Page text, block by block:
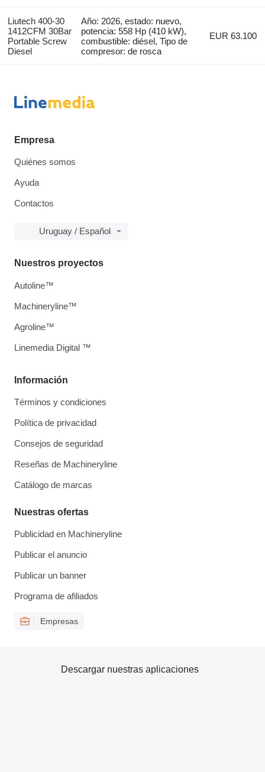
Liutech 400-30
1412CFM 30Bar
Portable Screw
Diesel
Año: 2026, estado: nuevo,
potencia: 558 Hp (410 kW),
combustible: diésel, Tipo de
compresor: de rosca
EUR 63.100
Empresa
Quiénes somos
Ayuda
Contactos
Uruguay / Español
Información
Términos y condiciones
Política de privacidad
Consejos de seguridad
Reseñas de Machineryline
Catálogo de marcas
Nuestras ofertas
Publicidad en Machineryline
Publicar el anuncio
Publicar un banner
Programa de afiliados
Empresas
Nuestros proyectos
Autoline™
Machineryline™
Agroline™
Linemedia Digital ™
Descargar nuestras aplicaciones